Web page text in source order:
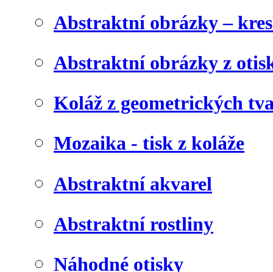
Abstraktní obrázky –
Abstraktní obrázky z
Koláž z geometrických
Mozaika - tisk z koláže
Abstraktní akvarel
Abstraktní rostliny
Náhodné otisky